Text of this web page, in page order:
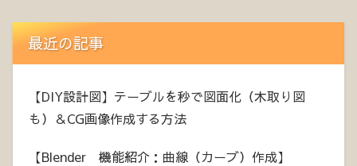
最近の記事
【DIY設計図】テーブルを秒で図面化（木取り図
も）＆CG画像作成する方法
【Blender 機能紹介：曲線（カーブ）作成】